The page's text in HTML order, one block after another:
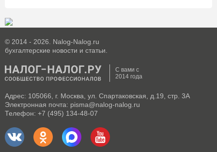
© 2014 - 2026. Nalog-Nalog.ru
бухгалтерские новости и статьи.
С вами с
2014 года
Адрес: 105066, г. Москва, ул. Спартаковская, д.19, стр. 3А
Электронная почта: pisma@nalog-nalog.ru
Телефон: +7 (495) 134-48-07